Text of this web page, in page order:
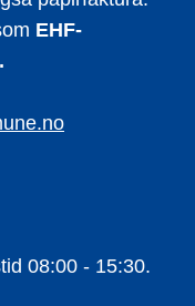
EHF-
08:00 - 15:30.